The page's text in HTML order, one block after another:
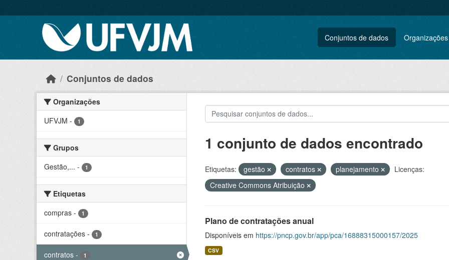
Conjuntos de dados Organizações
Conjuntos de dados
Organizações
UFVJM - 1
Grupos
Gestão,... - 1
Etiquetas
compras - 1
contratações - 1
contratos - 1
1 conjunto de dados encontrado
Etiquetas: gestão contratos planejamento
Licenças:
Creative Commons Atribuição
Plano de contratações anual
Disponíveis em https://pncp.gov.br/app/pca/16888315000157/2025
CSV